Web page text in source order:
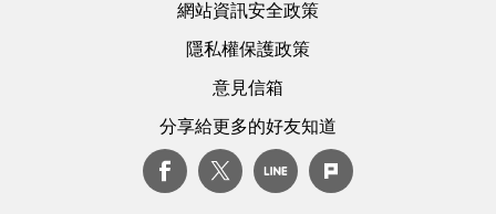
網站資訊安全政策
隱私權保護政策
意見信箱
分享給更多的好友知道